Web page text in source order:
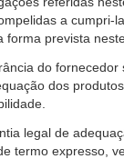
a cumpri-
forma prevista
do fornecedor
dos
legal de
termo expresso,